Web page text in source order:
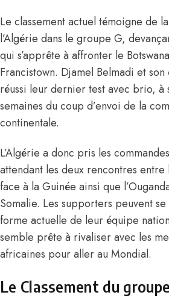
Le classement actuel témoigne de
l’Algérie dans le groupe G,
qui s’apprête à affronter le
Francistown. Djamel Belmadi et
réussi leur dernier test avec brio, à
semaines du coup d’envoi de la
continentale.
L’Algérie a donc pris les
attendant les deux rencontres entre
face à la Guinée ainsi que
Somalie. Les supporters peuvent
forme actuelle de leur équipe
semble prête à rivaliser avec les
africaines pour aller au Mondial.
Le Classement du